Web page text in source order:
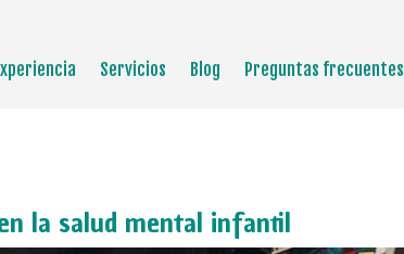
Servicios Blog Preguntas frecuentes
la salud mental infantil